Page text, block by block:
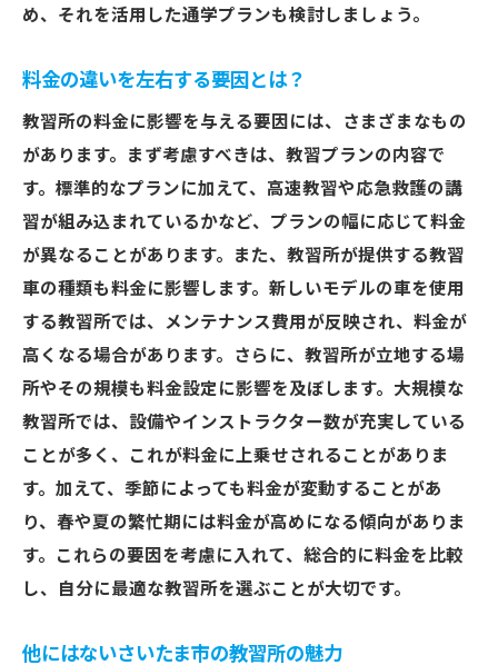
特別料金や変動料金に注意しよう
所選び
キャンペーン情報をいち早く入手する方法
割引キャンペーンを賢く利用するコツ
オフシーズンを狙った予約でお得に
キャンペーン利用時の注意点と対策
さいたま市の教習所での割引の種類とその
活用法
口コミからわかる埼玉県さいたま市の教習所の
質
口コミを信頼するための基準
さいたま市の教習所選びにおける口コミ活
用法
口コミで見つける良質な教習所
め、それを活用した通学プランも検討しましょう。
料金の違いを左右する要因とは？
教習所の料金に影響を与える要因には、さまざまなもの
があります。まず考慮すべきは、教習プランの内容で
す。標準的なプランに加えて、高速教習や応急救護の講
習が組み込まれているかなど、プランの幅に応じて料金
が異なることがあります。また、教習所が提供する教習
車の種類も料金に影響します。新しいモデルの車を使用
する教習所では、メンテナンス費用が反映され、料金が
高くなる場合があります。さらに、教習所が立地する場
所やその規模も料金設定に影響を及ぼします。大規模な
教習所では、設備やインストラクター数が充実している
ことが多く、これが料金に上乗せされることがありま
す。加えて、季節によっても料金が変動することがあ
り、春や夏の繁忙期には料金が高めになる傾向がありま
す。これらの要因を考慮に入れて、総合的に料金を比較
し、自分に最適な教習所を選ぶことが大切です。
他にはないさいたま市の教習所の魅力